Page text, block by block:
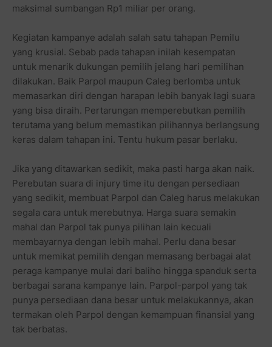
maksimal sumbangan Rp1 miliar per orang.
Kegiatan kampanye adalah salah satu tahapan Pemilu
yang krusial. Sebab pada tahapan inilah kesempatan
untuk menarik dukungan pemilih jelang hari pemilihan
dilakukan. Baik Parpol maupun Caleg berlomba untuk
memasarkan diri dengan harapan lebih banyak lagi suara
yang bisa diraih. Pertarungan memperebutkan pemilih
terutama yang belum memastikan pilihannya berlangsung
keras dalam tahapan ini. Tentu hukum pasar berlaku.
Jika yang ditawarkan sedikit, maka pasti harga akan naik.
Perebutan suara di injury time itu dengan persediaan
yang sedikit, membuat Parpol dan Caleg harus melakukan
segala cara untuk merebutnya. Harga suara semakin
mahal dan Parpol tak punya pilihan lain kecuali
membayarnya dengan lebih mahal. Perlu dana besar
untuk memikat pemilih dengan memasang berbagai alat
peraga kampanye mulai dari baliho hingga spanduk serta
berbagai sarana kampanye lain. Parpol-parpol yang tak
punya persediaan dana besar untuk melakukannya, akan
termakan oleh Parpol dengan kemampuan finansial yang
tak berbatas.